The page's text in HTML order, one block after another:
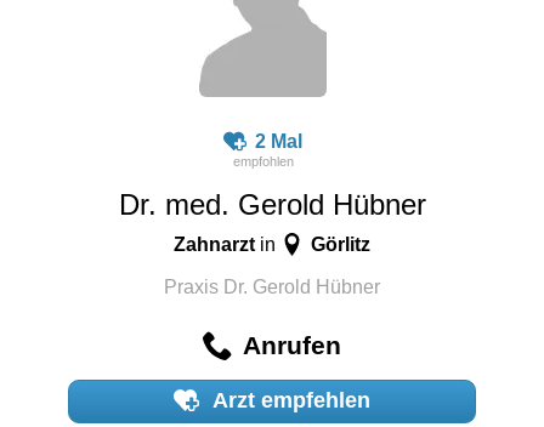
2 Mal
Dr. med. Gerold Hübner
Zahnarztin Görlitz
Praxis Dr. Gerold Hübner
Anrufen
Arzt empfehlen